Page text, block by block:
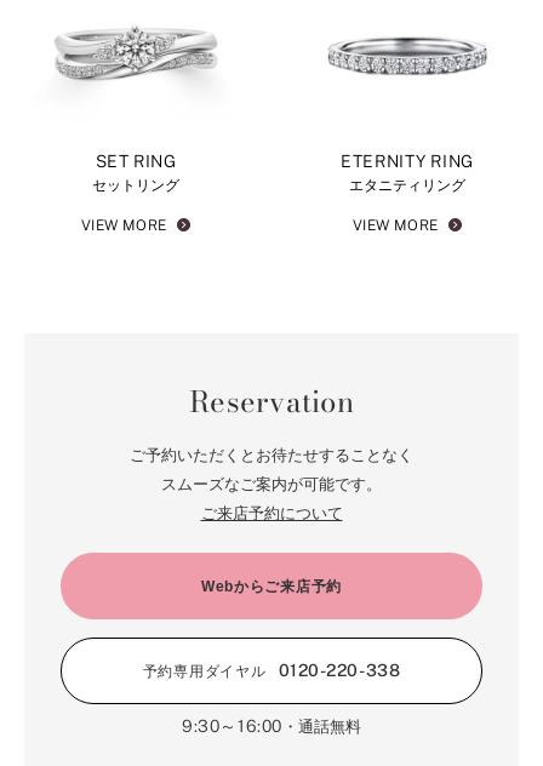
SET RING
セットリング
VIEW MORE
ETERNITY RING
エタニティリング
VIEW MORE
Reservation
ご予約いただくとお待たせすることなく
スムーズなご案内が可能です。
ご来店予約について
Webからご来店予約
予約専用ダイヤル 0120-220-338
9:30～16:00 ・通話無料